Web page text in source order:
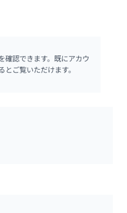
確認できます。既にアカウ
とご覧いただけます。